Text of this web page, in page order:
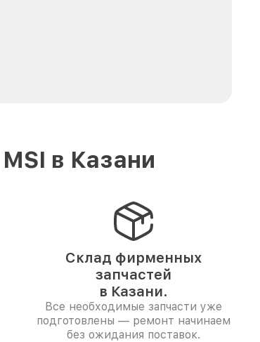
в Казани
Склад фирменных
запчастей
в Казани.
Все необходимые запчасти уже
подготовлены — ремонт начинаем
без ожидания поставок.